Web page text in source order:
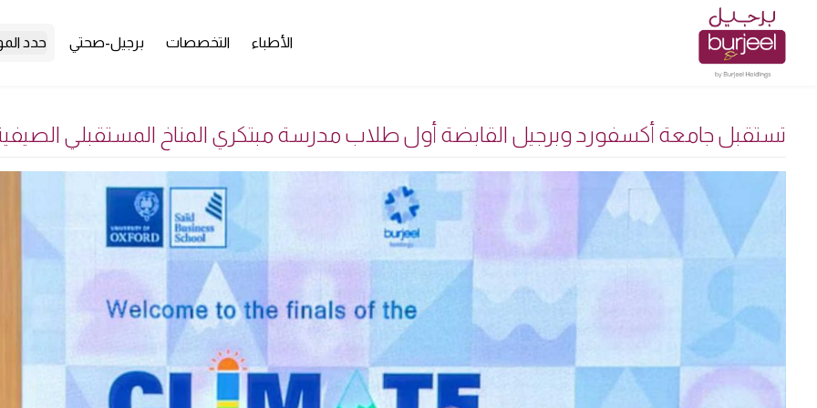
الأطباء التخصصات برجيل-صحتي حدد
تستقبل جامعة أكسفورد وبرجيل القابضة أول طلاب مدرسة مبتكري المناخ المستقبلي الصيفية